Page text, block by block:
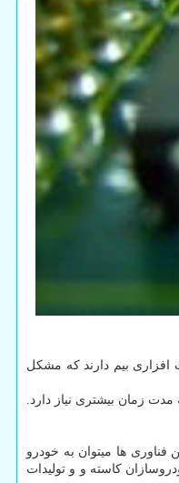
این بحران تا پیش از آخر سال ۲۰۲۲ به پایان برسد، شرکتهای سخت افزاری بیم دارند که مشکل
ها میتوان به خودرو
کمبود تراشه در سال ۲۰۲۱، ۲۱۰ میلیارد دلار از درآمد خودروسازان کاسته و و تولیدات